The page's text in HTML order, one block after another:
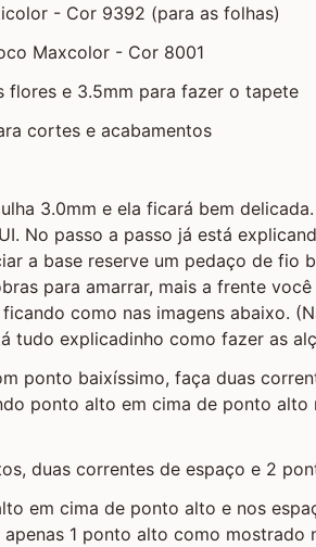
- Cor 9392 (para as folhas)
Maxcolor - Cor 8001
flores e 3.5mm para fazer o tapete
cortes e acabamentos
3.0mm e ela ficará bem
No passo a passo já está
a base reserve um pedaço de fio
para amarrar, mais a frente você
como nas imagens abaixo.
tudo explicadinho como fazer as
ponto baixíssimo, faça duas
ponto alto em cima de ponto alto
duas correntes de espaço e 2
em cima de ponto alto e nos
1 ponto alto como mostrado